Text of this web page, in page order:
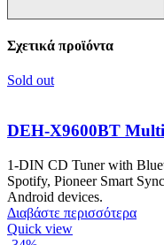
Σχετικά προϊόντα
Sold out
DEH-X9600BT
1-DIN CD Tuner with
Spotify, Pioneer Smart
Android devices.
Διαβάστε περισσότερα
Quick view